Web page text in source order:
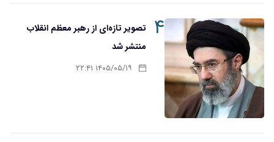
۴ تصویر تازه‌ای از رهبر معظم انقلاب
منتشر شد
۱۴۰۵/۰۵/۱۹ ۲۲:۴۱